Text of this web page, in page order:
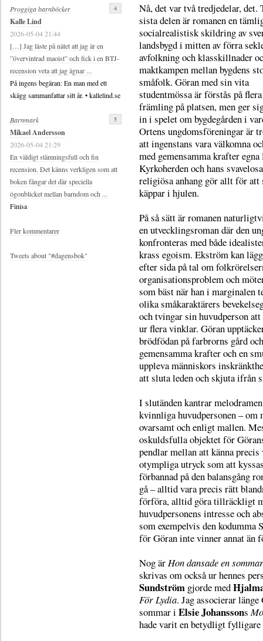
Nå, det var två tredjedelar, det.
sista delen är romanen en
socialrealistisk skildring av
landsbygd i mitten av förra
avfolkning och klasskillnader
maktkampen mellan bygdens
småfolk. Göran med sin vita
studentmössa är förstås på
främling på platsen, men ger
in i spelet om bygdegården i
Ortens ungdomsföreningar är
att ingenstans vara välkomna
med gemensamma krafter
Kyrkoherden och hans
religiösa anhang gör allt för att
käppar i hjulen.
På så sätt är romanen
en utvecklingsroman där den
konfronteras med både
krass egoism. Ekström kan
efter sida på tal om
organisationsproblem och
som bäst när han i marginalen
olika småkaraktärers
och tvingar sin huvudperson att
ur flera vinklar. Göran
brödfödan på farbrorns gård
gemensamma krafter och en
uppleva människors
att sluta leden och skjuta ifrån
I slutänden kantrar
kvinnliga huvudpersonen – om
ovarsamt och enligt mallen.
oskuldsfulla objektet för
pendlar mellan att känna
otympliga utryck som att
förbannad på den balansgång
gå – alltid vara precis rätt
förföra, alltid göra tillräckligt
huvudpersonens intresse och
som exempelvis den
för Göran inte vinner annat än
Nog är Hon dansade en sommar
skrivas om också ur hennes
Sundström gjorde med
För Lydia. Jag associerar
sommar i Elsie Johanssons
hade varit en betydligt fylligare
Proggiga barnböcker
Kalle Lind
2026-05-04 21:44
[…] Jag läste på nätet att jag är en
”övervintrad maoist” och fick i en BTJ-
recension veta att jag ägnar ...
På ingens begäran: En man med ett
skägg sammanfattar sitt år. • kallelind.se
4
Barnmark
Mikael Andersson
2026-05-04 21:29
En väldigt stämningsfull och fin
recension. Det känns verkligen som att
boken fångar det där speciella
ögonblicket mellan barndom och ...
Finisa
5
Fler kommentarer
Tweets about "#dagensbok"